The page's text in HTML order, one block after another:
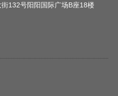
132号阳阳国际广场B座18楼